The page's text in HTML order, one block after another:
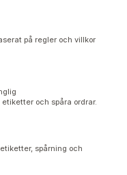
på regler och villkor
och spåra ordrar.
spårning och